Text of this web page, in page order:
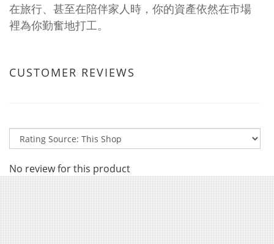
在旅行、甚至在陪伴家人時，你的資產依然在市場
裡為你勤奮地打工。
CUSTOMER REVIEWS
No review for this product